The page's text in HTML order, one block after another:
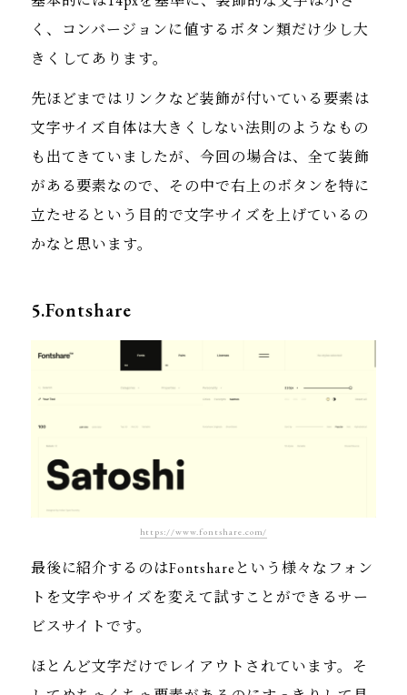
く、コンバージョンに値するボタン類だけ少し大
きくしてあります。
先ほどまではリンクなど装飾が付いている要素は
文字サイズ自体は大きくしない法則のようなもの
も出てきていましたが、今回の場合は、全て装飾
がある要素なので、その中で右上のボタンを特に
立たせるという目的で文字サイズを上げているの
かなと思います。
5.Fontshare
https://www.fontshare.com/
最後に紹介するのはFontshareという様々なフォン
トを文字やサイズを変えて試すことができるサー
ビスサイトです。
ほとんど文字だけでレイアウトされています。そ